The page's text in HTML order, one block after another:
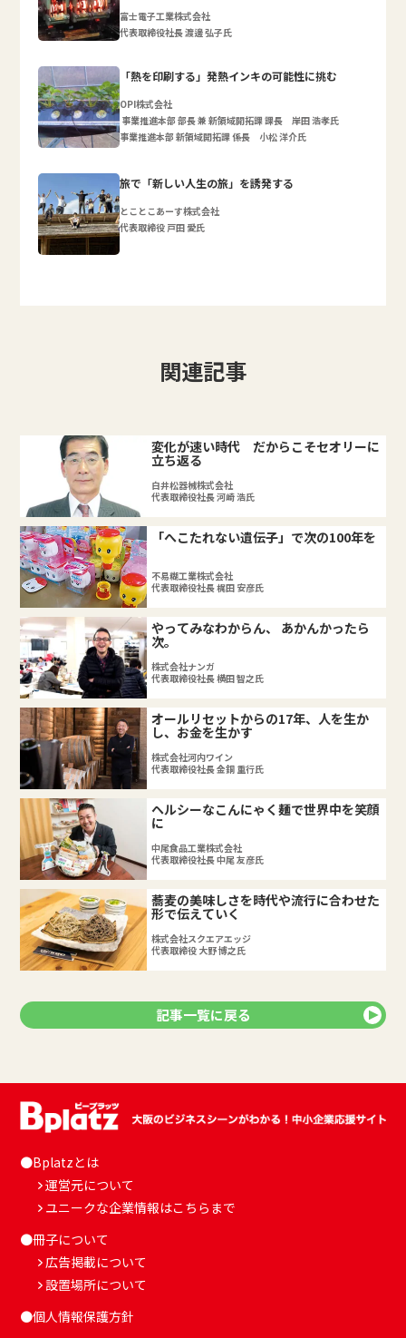
富士電子工業株式会社
代表取締役社長 渡邊 弘子氏
「熱を印刷する」発熱インキの可能性に挑む
OPI株式会社
事業推進本部 部長 兼 新領域開拓課 課長 岸田 浩孝氏
事業推進本部 新領域開拓課 係長 小松 洋介氏
旅で「新しい人生の旅」を誘発する
とことこあーす株式会社
代表取締役 戸田 愛氏
関連記事
変化が速い時代 だからこそセオリーに
立ち返る
白井松器械株式会社
代表取締役社長 河崎 浩氏
「へこたれない遺伝子」で次の100年を
不易糊工業株式会社
代表取締役社長 梶田 安彦氏
やってみなわからん、 あかんかったら
次。
株式会社ナンガ
代表取締役社長 横田 智之氏
オールリセットからの17年、人を生か
し、お金を生かす
株式会社河内ワイン
代表取締役社長 金銅 重行氏
ヘルシーなこんにゃく麺で世界中を笑顔
に
中尾食品工業株式会社
代表取締役社長 中尾 友彦氏
蕎麦の美味しさを時代や流行に合わせた
形で伝えていく
株式会社スクエアエッジ
代表取締役 大野 博之氏
記事一覧に戻る
●Bplatzとは
運営元について
ユニークな企業情報はこちらまで
●冊子について
広告掲載について
設置場所について
●個人情報保護方針